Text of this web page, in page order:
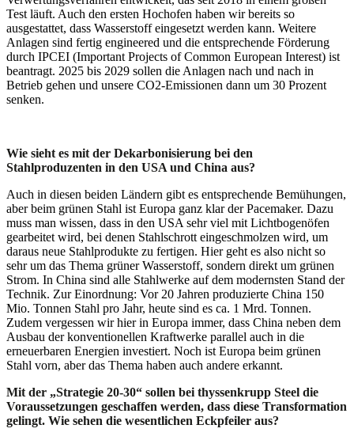
Test läuft. Auch den ersten Hochofen haben wir bereits so
ausgestattet, dass Wasserstoff eingesetzt werden kann. Weitere
Anlagen sind fertig engineered und die entsprechende Förderung
durch IPCEI (Important Projects of Common European Interest) ist
beantragt. 2025 bis 2029 sollen die Anlagen nach und nach in
Betrieb gehen und unsere CO2-Emissionen dann um 30 Prozent
senken.
Wie sieht es mit der Dekarbonisierung bei den
Stahlproduzenten in den USA und China aus?
Auch in diesen beiden Ländern gibt es entsprechende Bemühungen,
aber beim grünen Stahl ist Europa ganz klar der Pacemaker. Dazu
muss man wissen, dass in den USA sehr viel mit Lichtbogenöfen
gearbeitet wird, bei denen Stahlschrott eingeschmolzen wird, um
daraus neue Stahlprodukte zu fertigen. Hier geht es also nicht so
sehr um das Thema grüner Wasserstoff, sondern direkt um grünen
Strom. In China sind alle Stahlwerke auf dem modernsten Stand der
Technik. Zur Einordnung: Vor 20 Jahren produzierte China 150
Mio. Tonnen Stahl pro Jahr, heute sind es ca. 1 Mrd. Tonnen.
Zudem vergessen wir hier in Europa immer, dass China neben dem
Ausbau der konventionellen Kraftwerke parallel auch in die
erneuerbaren Energien investiert. Noch ist Europa beim grünen
Stahl vorn, aber das Thema haben auch andere erkannt.
Mit der „Strategie 20-30“ sollen bei thyssenkrupp Steel die
Voraussetzungen geschaffen werden, dass diese Transformation
gelingt. Wie sehen die wesentlichen Eckpfeiler aus?